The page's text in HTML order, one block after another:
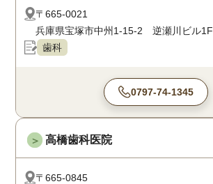
〒665-0021
兵庫県宝塚市中州1-15-2 逆瀬川ビル1F
歯科
0797-74-1345
＞ 高橋歯科医院
〒665-0845